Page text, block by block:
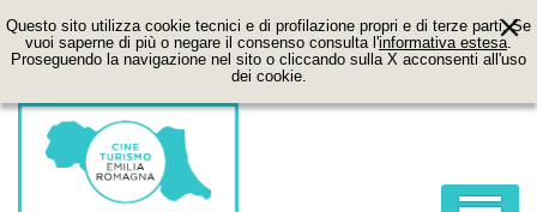
Questo sito utilizza cookie tecnici e di profilazione propri e di terze parti. Se
vuoi saperne di più o negare il consenso consulta l'informativa estesa.
Proseguendo la navigazione nel sito o cliccando sulla X acconsenti all'uso
dei cookie.